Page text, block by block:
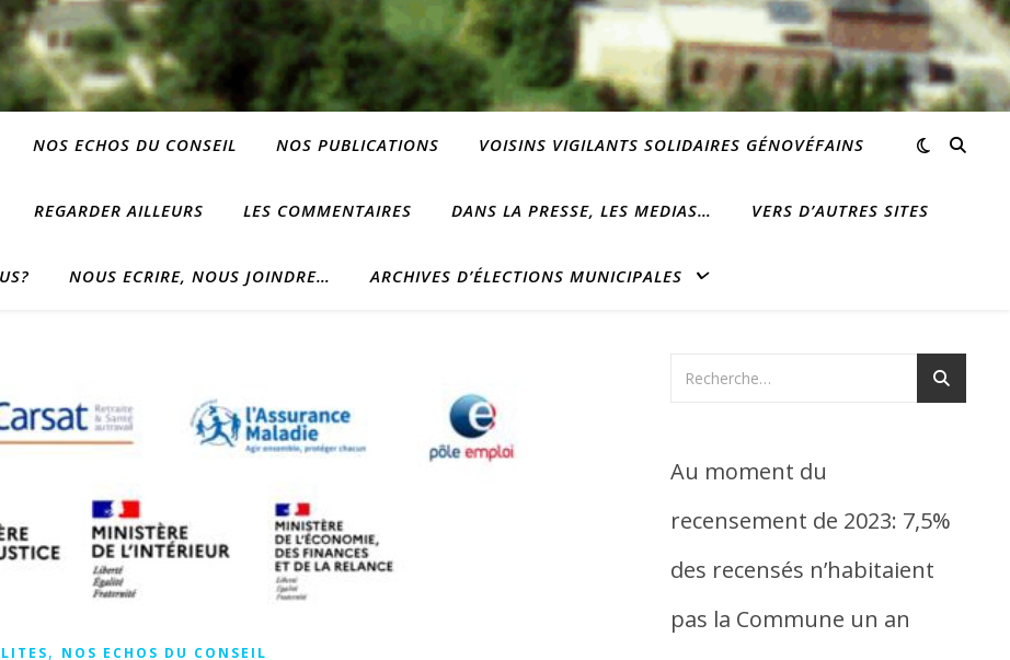
NOS ECHOS DU CONSEIL NOS PUBLICATIONS VOISINS VIGILANTS SOLIDAIRES GÉNOVÉFAINS
REGARDER AILLEURS LES COMMENTAIRES DANS LA PRESSE, LES MEDIAS… VERS D’AUTRES SITES
NOUS ECRIRE, NOUS JOINDRE… ARCHIVES D’ÉLECTIONS MUNICIPALES
, NOS ECHOS DU CONSEIL
Au moment du
recensement de 2023: 7,5%
des recensés n’habitaient
pas la Commune un an